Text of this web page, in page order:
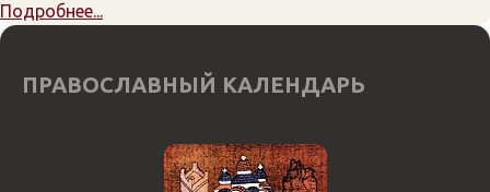
Подробнее...
ПРАВОСЛАВНЫЙ КАЛЕНДАРЬ